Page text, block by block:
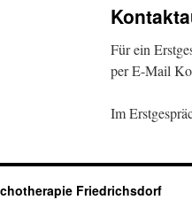
Für ein
per E-Mail
Im
Friedrichsdorf